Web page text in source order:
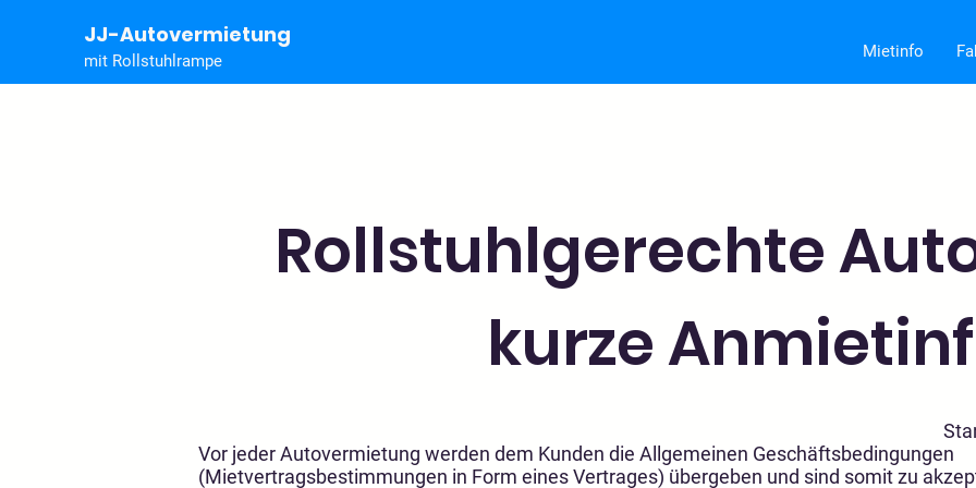
JJ-Autovermietung
mit Rollstuhlrampe Mietinfo
Rollstuhlgerechte
kurze
Stand: 1. Mai
Vor jeder Autovermietung werden dem Kunden die Allgemeinen Geschäftsbedingungen
(Mietvertragsbestimmungen in Form eines Vertrages) übergeben und sind somit zu